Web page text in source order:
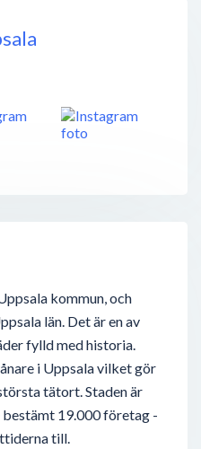
kommun, och
län. Det är en av
fylld med historia.
i Uppsala vilket gör
tätort. Staden är
19.000 företag -
till.